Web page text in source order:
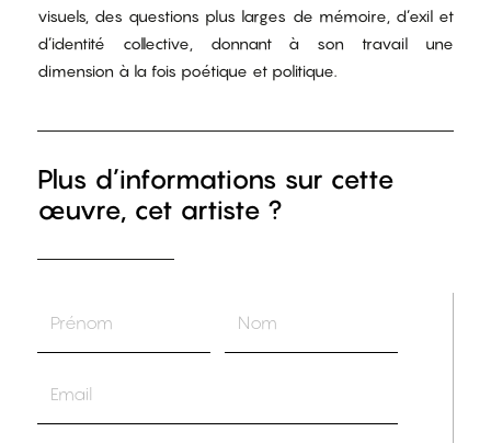
visuels, des questions plus larges de mémoire, d’exil et
d’identité collective, donnant à son travail une
dimension à la fois poétique et politique.
Plus d’informations sur cette
œuvre, cet artiste ?